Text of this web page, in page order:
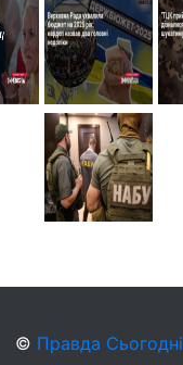
© Правда Сьогодні